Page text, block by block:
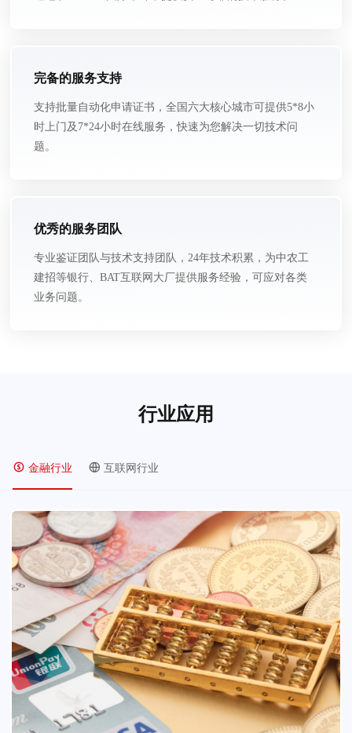
完备的服务支持
支持批量自动化申请证书，全国六大核心城市可提供5*8小
时上门及7*24小时在线服务，快速为您解决一切技术问
题。
优秀的服务团队
专业鉴证团队与技术支持团队，24年技术积累，为中农工
建招等银行、BAT互联网大厂提供服务经验，可应对各类
业务问题。
行业应用
金融行业 互联网行业